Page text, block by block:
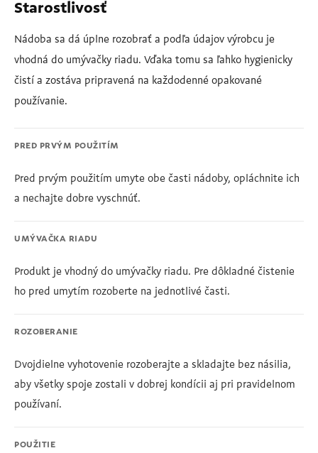
Starostlivosť
Nádoba sa dá úplne rozobrať a podľa údajov výrobcu je
vhodná do umývačky riadu. Vďaka tomu sa ľahko hygienicky
čistí a zostáva pripravená na každodenné opakované
používanie.
PRED PRVÝM POUŽITÍM
Pred prvým použitím umyte obe časti nádoby, opláchnite ich
a nechajte dobre vyschnúť.
UMÝVAČKA RIADU
Produkt je vhodný do umývačky riadu. Pre dôkladné čistenie
ho pred umytím rozoberte na jednotlivé časti.
ROZOBERANIE
Dvojdielne vyhotovenie rozoberajte a skladajte bez násilia,
aby všetky spoje zostali v dobrej kondícii aj pri pravidelnom
používaní.
POUŽITIE